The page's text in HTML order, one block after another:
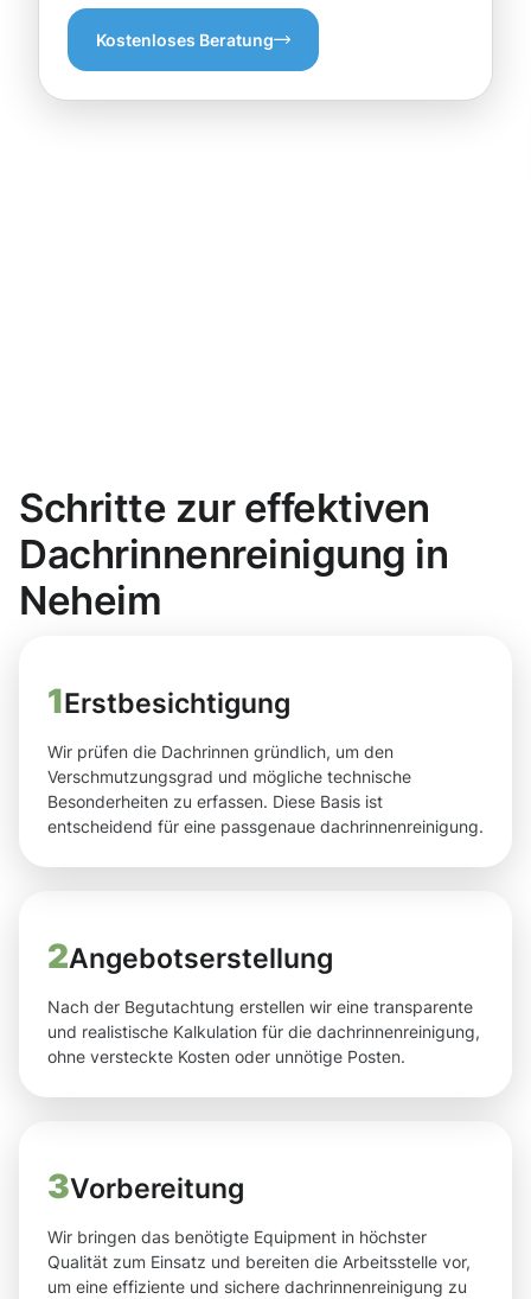
Kostenloses Beratung
Schritte zur effektiven
Dachrinnenreinigung in
Neheim
1Erstbesichtigung
Wir prüfen die Dachrinnen gründlich, um den
Verschmutzungsgrad und mögliche technische
Besonderheiten zu erfassen. Diese Basis ist
entscheidend für eine passgenaue dachrinnenreinigung.
2Angebotserstellung
Nach der Begutachtung erstellen wir eine transparente
und realistische Kalkulation für die dachrinnenreinigung,
ohne versteckte Kosten oder unnötige Posten.
3Vorbereitung
Wir bringen das benötigte Equipment in höchster
Qualität zum Einsatz und bereiten die Arbeitsstelle vor,
um eine effiziente und sichere dachrinnenreinigung zu